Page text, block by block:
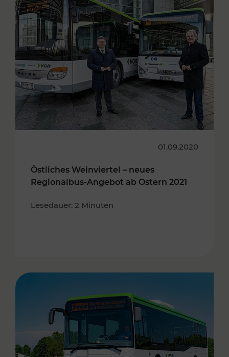
01.09.2020
Östliches Weinviertel – neues
Regionalbus-Angebot ab Ostern 2021
Lesedauer: 2 Minuten